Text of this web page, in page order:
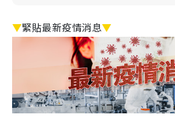
▼緊貼最新疫情消息▼